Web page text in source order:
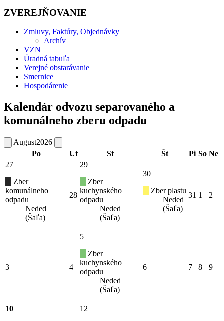
ZVEREJŇOVANIE
Zmluvy, Faktúry, Objednávky
Archív
VZN
Úradná tabuľa
Verejné obstarávanie
Smernice
Hospodárenie
Kalendár odvozu separovaného a
komunálneho zberu odpadu
August2026
Po
Ut St Št Pi So Ne
27
Zber
komunálneho
odpadu
Neded
(Šaľa)
28
29
Zber
kuchynského
odpadu
Neded
(Šaľa)
30
Zber plastu
Neded
(Šaľa)
31 1 2
3 4
5
Zber
kuchynského
odpadu
Neded
(Šaľa)
6 7 8 9
10
12